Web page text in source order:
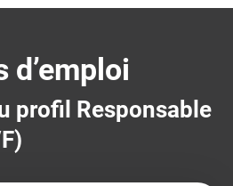
d’emploi
profil Responsable